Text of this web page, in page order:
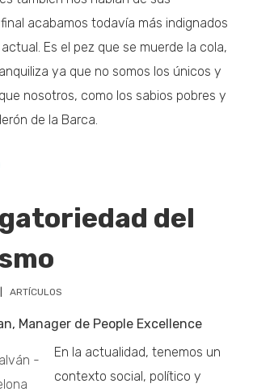
acabamos todavía más indignados
Es el pez que se muerde la cola,
ya que no somos los únicos y
nosotros, como los sabios pobres y
de la Barca.
del
ARTÍCULOS
Manager de People Excellence
En la actualidad, tenemos un
contexto social, político y